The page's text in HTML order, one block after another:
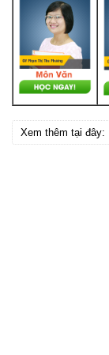
Xem thêm tại đây: